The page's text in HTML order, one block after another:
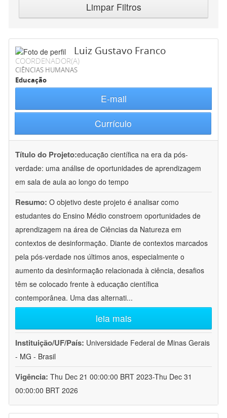
Limpar Filtros
Luiz Gustavo Franco
COORDENADOR(A)
CIÊNCIAS HUMANAS
Educação
E-mail
Currículo
Título do Projeto:educação científica na era da pós-
verdade: uma análise de oportunidades de aprendizagem
em sala de aula ao longo do tempo
Resumo: O objetivo deste projeto é analisar como
estudantes do Ensino Médio constroem oportunidades de
aprendizagem na área de Ciências da Natureza em
contextos de desinformação. Diante de contextos marcados
pela pós-verdade nos últimos anos, especialmente o
aumento da desinformação relacionada à ciência, desafios
têm se colocado frente à educação científica
contemporânea. Uma das alternati...
leia mais
Instituição/UF/País: Universidade Federal de Minas Gerais
- MG - Brasil
Vigência: Thu Dec 21 00:00:00 BRT 2023-Thu Dec 31
00:00:00 BRT 2026